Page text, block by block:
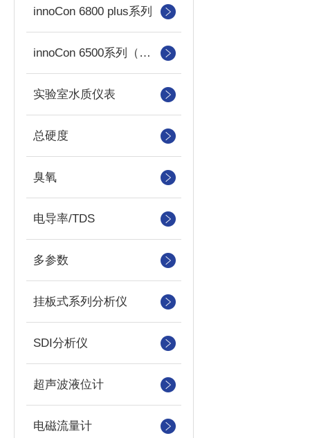
innoCon 6800 plus系列
innoCon 6500系列（已停产）
实验室水质仪表
总硬度
臭氧
电导率/TDS
多参数
挂板式系列分析仪
SDI分析仪
超声波液位计
电磁流量计